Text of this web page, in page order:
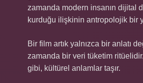
zamanda modern insanın dijital
kurduğu ilişkinin antropolojik bir
Bir film artık yalnızca bir anlatı
zamanda bir veri tüketim
gibi, kültürel anlamlar taşır.